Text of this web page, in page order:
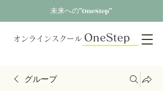
未来への”OneStep”
オンラインスクール OneStep
グループ